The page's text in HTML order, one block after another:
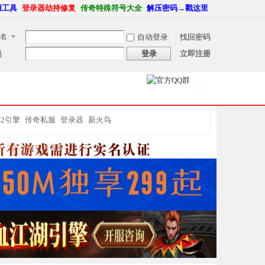
具 登录器劫持修复 传奇特殊符号大全 解压密码→戳这里
自动登录
找回密码
登录 立即注册
引擎 传奇私服 登录器 新火鸟